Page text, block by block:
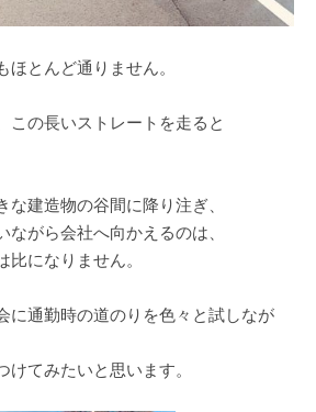
ほとんど通りません。
この長いストレートを走ると
な建造物の谷間に降り注ぎ、
ながら会社へ向かえるのは、
になりません。
に通勤時の道のりを色々と試しなが
けてみたいと思います。